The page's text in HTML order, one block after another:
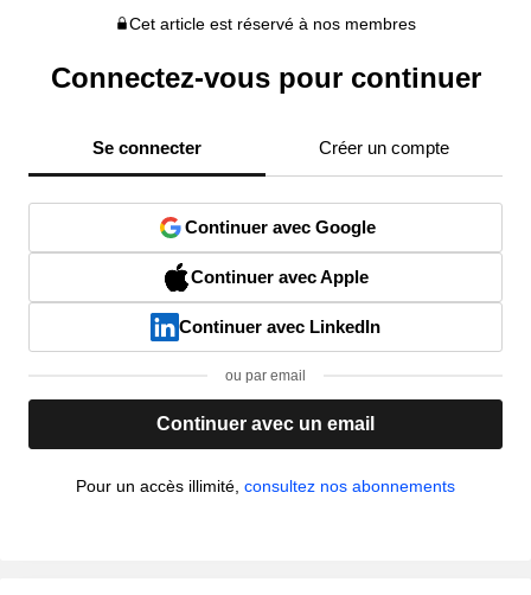
Cet article est réservé à nos membres
Connectez-vous pour continuer
Se connecter Créer un compte
Continuer avec Google
Continuer avec Apple
Continuer avec LinkedIn
ou par email
Continuer avec un email
Pour un accès illimité, consultez nos abonnements